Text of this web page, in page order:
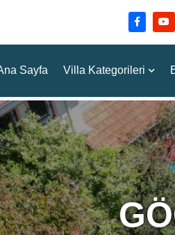
Sayfa Villa Kategorileri